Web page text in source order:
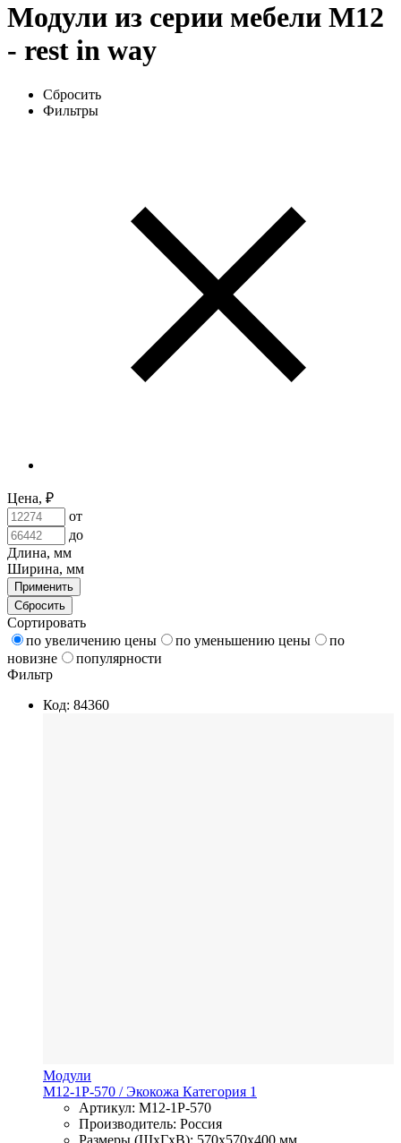
Модули из серии мебели М12
- rest in way
Сбросить
Фильтры
Цена, ₽
от
до
Длина, мм
Ширина, мм
Применить
Сбросить
Сортировать
по увеличению цены
по уменьшению цены
по
новизне
популярности
Фильтр
Код: 84360
Модули
M12-1P-570 / Экокожа Категория 1
Артикул: M12-1P-570
Производитель: Россия
Размеры (ШхГхВ): 570x570x400 мм